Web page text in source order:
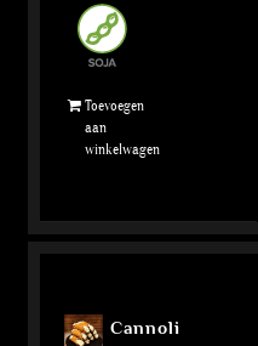
Toevoegen
aan
winkelwagen
Cannoli